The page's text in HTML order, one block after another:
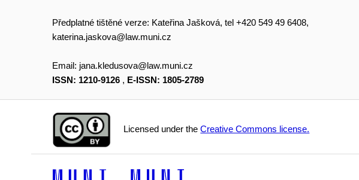
Předplatné tištěné verze: Kateřina Jašková, tel +420 549 49 6408,
katerina.jaskova@law.muni.cz
Email: jana.kledusova@law.muni.cz
ISSN: 1210-9126 , E-ISSN: 1805-2789
Licensed under theCreative Commons license.